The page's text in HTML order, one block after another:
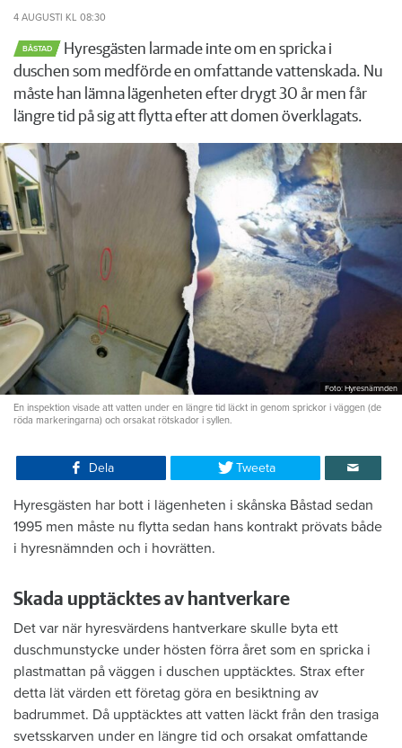
4 AUGUSTI KL 08:30
BÅSTAD
Hyresgästen larmade inte om en spricka i
duschen som medförde en omfattande vattenskada. Nu
måste han lämna lägenheten efter drygt 30 år men får
längre tid på sig att flytta efter att domen överklagats.
Foto: Hyresnämnden
En inspektion visade att vatten under en längre tid läckt in genom sprickor i väggen (de
röda markeringarna) och orsakat rötskador i syllen.
Dela Tweeta
Hyresgästen har bott i lägenheten i skånska Båstad sedan
1995 men måste nu flytta sedan hans kontrakt prövats både
i hyresnämnden och i hovrätten.
Skada upptäcktes av hantverkare
Det var när hyresvärdens hantverkare skulle byta ett
duschmunstycke under hösten förra året som en spricka i
plastmattan på väggen i duschen upptäcktes. Strax efter
detta lät värden ett företag göra en besiktning av
badrummet. Då upptäcktes att vatten läckt från den trasiga
svetsskarven under en längre tid och orsakat omfattande